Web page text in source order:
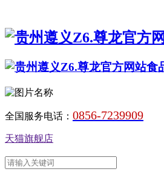
全国服务电话： 0856-7239909
天猫旗舰店